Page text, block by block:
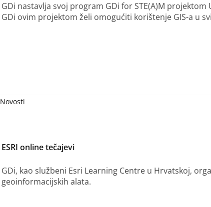
GDi nastavlja svoj program GDi for STE(A)M
GDi ovim projektom želi omogućiti korištenje GIS-a u
Novosti
ESRI online tečajevi
GDi, kao službeni Esri Learning Centre u Hrvatskoj,
geoinformacijskih alata.